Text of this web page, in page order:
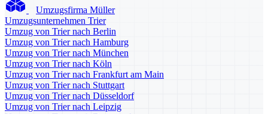
Umzugsfirma Müller
Umzugsunternehmen Trier
Umzug von Trier nach Berlin
Umzug von Trier nach Hamburg
Umzug von Trier nach München
Umzug von Trier nach Köln
Umzug von Trier nach Frankfurt am Main
Umzug von Trier nach Stuttgart
Umzug von Trier nach Düsseldorf
Umzug von Trier nach Leipzig